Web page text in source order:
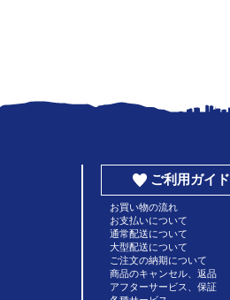
ご利用ガイド
お買い物の流れ
お支払いについて
通常配送について
大型配送について
ご注文の納期について
商品のキャンセル、返品
アフターサービス、保証